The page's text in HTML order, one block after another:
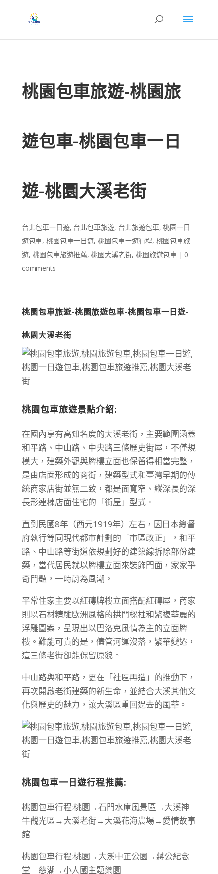
桃園包車旅遊-桃園旅
遊包車-桃園包車一日
遊-桃園大溪老街
台北包車一日遊, 台北包車旅遊, 台北旅遊包車, 桃園一日
遊包車, 桃園包車一日遊, 桃園包車一遊行程, 桃園包車旅
遊, 桃園包車旅遊推薦, 桃園大溪老街, 桃園旅遊包車| 0
comments
桃園包車旅遊-桃園旅遊包車-桃園包車一日遊-
桃園大溪老街
桃園包車旅遊景點介紹:
在國內享有高知名度的大溪老街，主要範圍涵蓋
和平路、中山路、中央路三條歷史街屋，不僅規
模大，建築外觀與牌樓立面也保留得相當完整，
是由店面形成的商街，建築型式和臺灣早期的傳
統商家店街並無二致，都是面寬窄、縱深長的深
長形連棟店面住宅的「街屋」型式。
直到民國8年（西元1919年）左右，因日本總督
府執行等同現代都市計劃的「市區改正」，和平
路、中山路等街道依規劃好的建築線拆除部份建
築，當代居民就以牌樓立面來裝飾門面，家家爭
奇鬥豔，一時蔚為風潮。
平常住家主要以紅磚牌樓立面搭配紅磚屋，商家
則以石材精雕歐洲風格的拱門樑柱和繁複華麗的
浮雕圖案，呈現出以巴洛克風情為主的立面牌
樓。難能可貴的是，儘管河運沒落，繁華變遷，
這三條老街卻能保留原貌。
中山路與和平路，更在「社區再造」的推動下，
再次開啟老街建築的新生命，並結合大溪其他文
化與歷史的魅力，讓大溪區重回過去的風華。
桃園包車一日遊行程推薦:
桃園包車行程:桃園→石門水庫風景區→大溪神
牛觀光區→大溪老街→大溪花海農場→愛情故事
館
桃園包車行程:桃園→大溪中正公園→蔣公紀念
堂→慈湖→小人國主題樂園